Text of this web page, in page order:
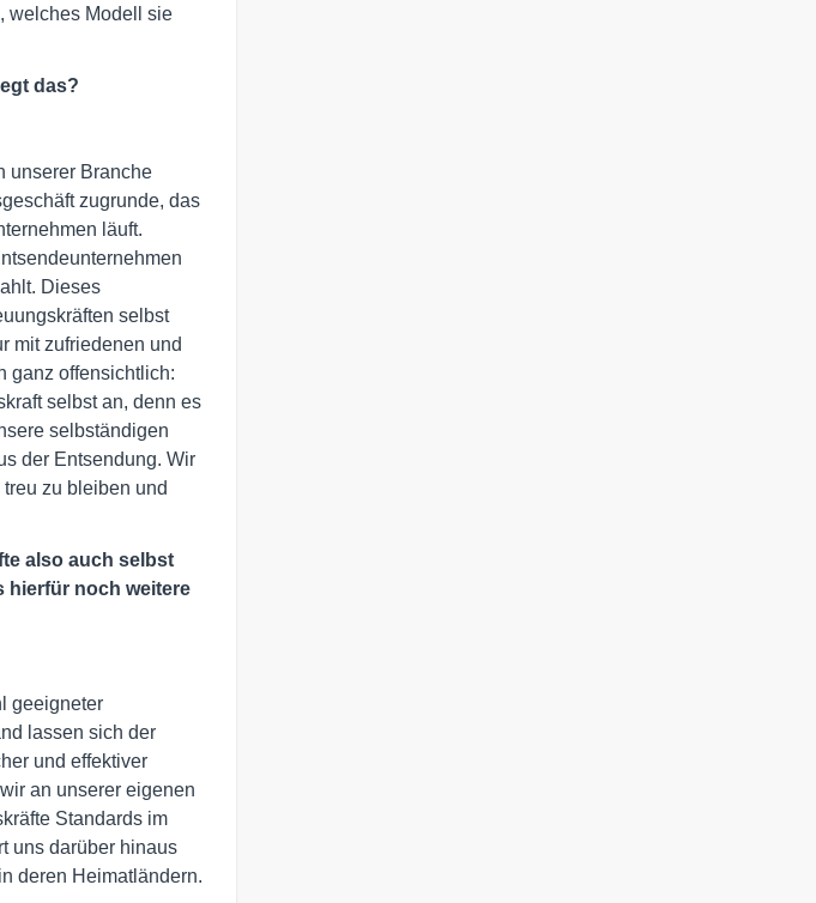
welches Modell sie
das?
unserer Branche
zugrunde, das
läuft.
Dieses
selbst
mit zufriedenen und
ganz offensichtlich:
selbst an, denn es
selbständigen
der Entsendung. Wir
zu bleiben und
also auch selbst
hierfür noch weitere
geeigneter
lassen sich der
und effektiver
an unserer eigenen
Standards im
uns darüber hinaus
deren Heimatländern.